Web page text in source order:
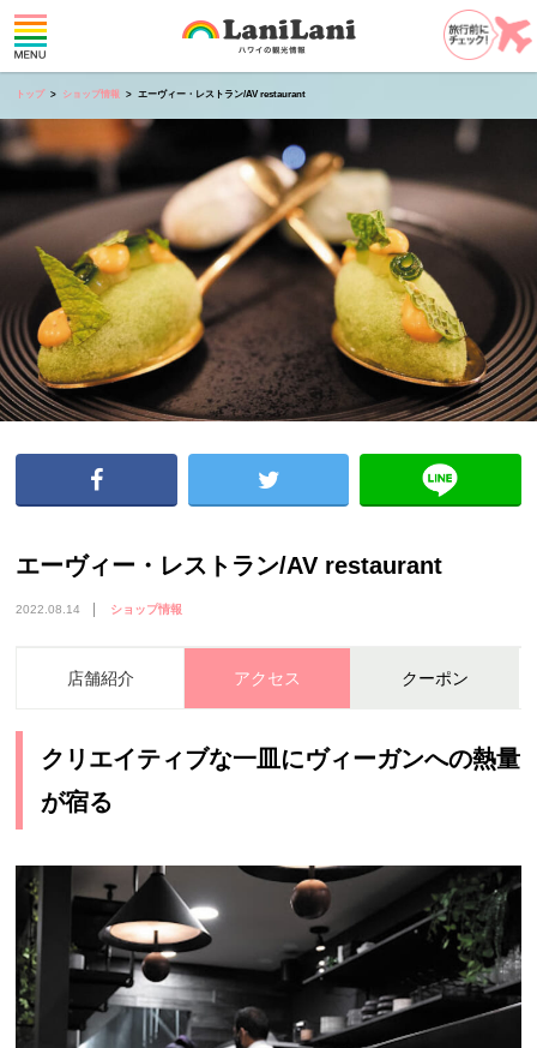
トップ ショップ情報 エーヴィー・レストラン/AV restaurant
エーヴィー・レストラン/AV restaurant
2022.08.14 ショップ情報
店舗紹介 アクセス クーポン
クリエイティブな一皿にヴィーガンへの熱量
が宿る